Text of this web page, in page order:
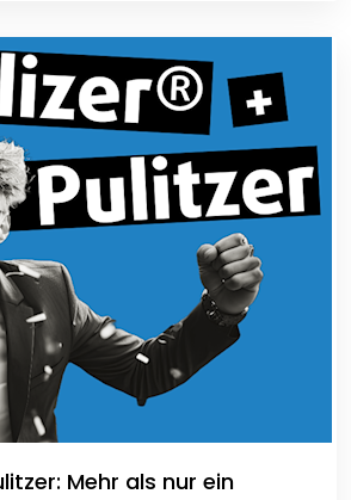
Mehr als nur ein